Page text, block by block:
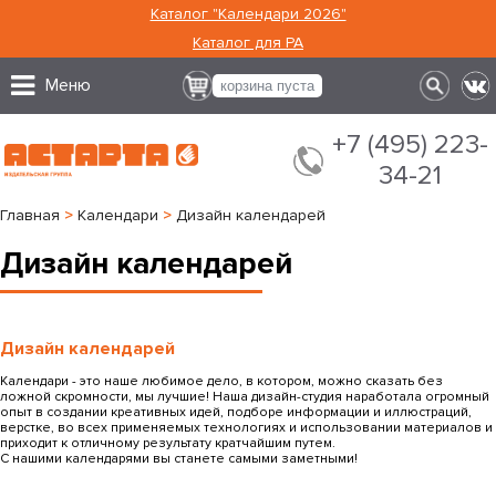
Каталог "Календари 2026"
Каталог для РА
Меню корзина пуста
+7 (495) 223-
34-21
Главная > Календари > Дизайн календарей
Дизайн календарей
Дизайн календарей
Календари - это наше любимое дело, в котором, можно сказать без
ложной скромности, мы лучшие! Наша дизайн-студия наработала огромный
опыт в создании креативных идей, подборе информации и иллюстраций,
верстке, во всех применяемых технологиях и использовании материалов и
приходит к отличному результату кратчайшим путем.
С нашими календарями вы станете самыми заметными!